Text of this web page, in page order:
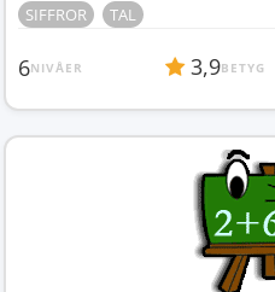
SIFFROR TAL
6NIVÅER 3,9BETYG